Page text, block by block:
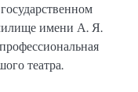
имени А. Я.
театра.